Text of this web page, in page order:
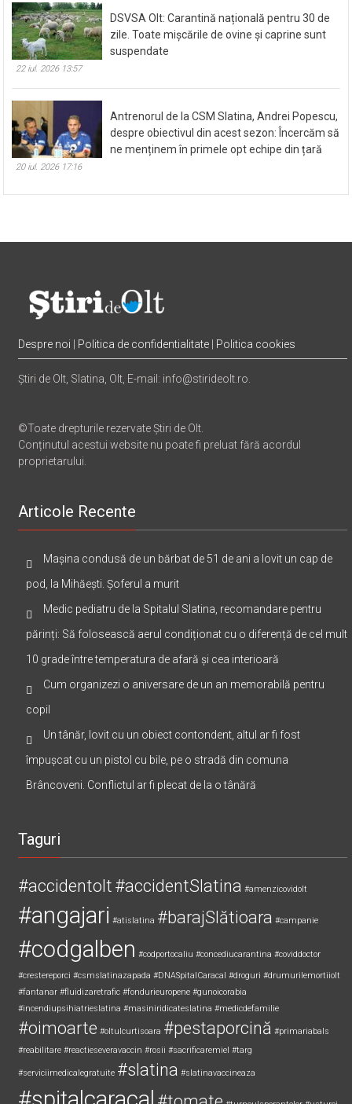
DSVSA Olt: Carantină națională pentru 30 de
zile. Toate mișcările de ovine și caprine sunt
suspendate
22 iul. 2026 13:57
Antrenorul de la CSM Slatina, Andrei Popescu,
despre obiectivul din acest sezon: Încercăm să
ne menținem în primele opt echipe din țară
20 iul. 2026 17:16
Despre noi Politica de confidentialitate Politica cookies
Știri de Olt, Slatina, Olt, E-mail: info@stirideolt.ro.
©Toate drepturile rezervate Știri de Olt.
Conținutul acestui website nu poate fi preluat fără acordul
proprietarului.
Articole Recente
Mașina condusă de un bărbat de 51 de ani a lovit un cap de
pod, la Mihăești. Șoferul a murit
Medic pediatru de la Spitalul Slatina, recomandare pentru
părinți: Să folosească aerul condiționat cu o diferență de cel mult
10 grade între temperatura de afară și cea interioară
Cum organizezi o aniversare de un an memorabilă pentru
copil
Un tânăr, lovit cu un obiect contondent, altul ar fi fost
împușcat cu un pistol cu bile, pe o stradă din comuna
Brâncoveni. Conflictul ar fi plecat de la o tânără
Taguri
#accidentolt #accidentSlatina #amenzicovidolt
#angajari #atislatina #barajSlătioara #campanie
#codgalben #codportocaliu #concediucarantina #coviddoctor
#crestereporci #csmslatinazapada #DNASpitalCaracal #droguri #drumurilemortiiolt
#fantanar #fluidizaretrafic #fondurieuropene #gunoicorabia
#incendiupsihiatrieslatina #masiniridicateslatina #medicdefamilie
#oimoarte #oltulcurtisoara #pestaporcină #primariabals
#reabilitare #reactieseveravaccin #rosii #sacrificaremiel #targ
#serviciimedicalegratuite #slatina #slatinavaccineaza